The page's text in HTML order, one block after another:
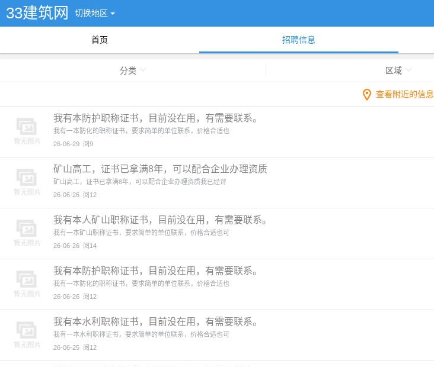
33建筑网 切换地区
首页 招聘信息
分类 区域
查看附近的信息
我有本防护职称证书，目前没在用，有需要联系。
我有一本防化的职称证书，要求简单的单位联系，价格合适也
26-06-29 阅9
矿山高工，证书已拿满8年，可以配合企业办理资质
矿山高工，证书已拿满8年，可以配合企业办理资质我已经评
26-06-26 阅12
我有本人矿山职称证书，目前没在用，有需要联系。
我有一本矿山职称证书，要求简单的单位联系，价格合适也可
26-06-26 阅14
我有本防护职称证书，目前没在用，有需要联系。
我有一本防化的职称证书，要求简单的单位联系，价格合适也
26-06-26 阅12
我有本水利职称证书，目前没在用，有需要联系。
我有一本水利职称证书，要求简单的单位联系，价格合适也可
26-06-25 阅12